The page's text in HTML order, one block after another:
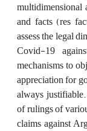
and facts (res
assess the legal
Covid-19
mechanisms to
appreciation for
always
of rulings of
claims against